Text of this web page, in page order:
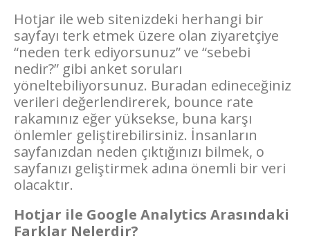
Hotjar ile web sitenizdeki herhangi bir
sayfayı terk etmek üzere olan ziyaretçiye
“neden terk ediyorsunuz” ve “sebebi
nedir?” gibi anket soruları
yöneltebiliyorsunuz. Buradan edineceğiniz
verileri değerlendirerek, bounce rate
rakamınız eğer yüksekse, buna karşı
önlemler geliştirebilirsiniz. İnsanların
sayfanızdan neden çıktığınızı bilmek, o
sayfanızı geliştirmek adına önemli bir veri
olacaktır.
Hotjar ile Google Analytics Arasındaki
Farklar Nelerdir?